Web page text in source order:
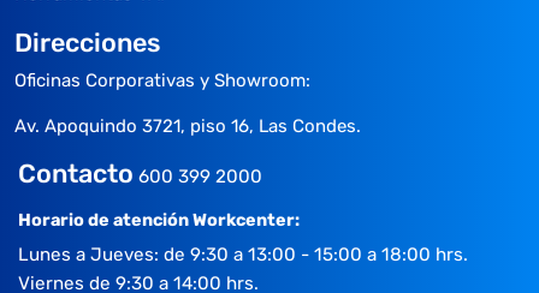
Direcciones
Oficinas Corporativas y Showroom:
Av. Apoquindo 3721, piso 16, Las Condes.
Contacto 600 399 2000
Horario de atención Workcenter:
Lunes a Jueves: de 9:30 a 13:00 - 15:00 a 18:00 hrs.
Viernes de 9:30 a 14:00 hrs.